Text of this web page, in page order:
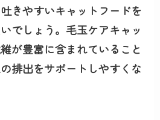
きやすいキャットフードを
でしょう。 毛玉ケアキャッ
が豊富に含まれていること
排出をサポートしやすくな